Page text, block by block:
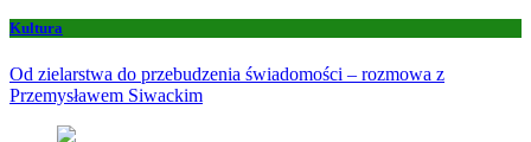
Kultura
Od zielarstwa do przebudzenia świadomości – rozmowa z
Przemysławem Siwackim